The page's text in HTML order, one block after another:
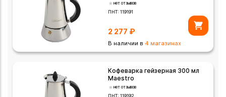
нет отзывов
ПНТ:119191
2 277 ₽
В наличии в 4 магазинах
Кофеварка гейзерная 300 мл
Maestro
нет отзывов